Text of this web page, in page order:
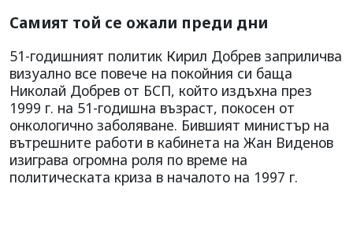
Самият той се ожали преди дни
51-годишният политик Кирил Добрев заприличва
визуално все повече на покойния си баща
Николай Добрев от БСП, който издъхна през
1999 г. на 51-годишна възраст, покосен от
онкологично заболяване. Бившият министър на
вътрешните работи в кабинета на Жан Виденов
изиграва огромна роля по време на
политическата криза в началото на 1997 г.